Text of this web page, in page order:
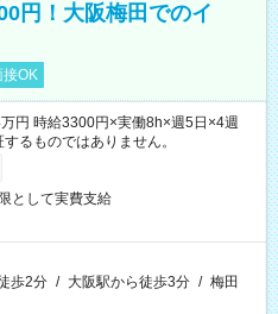
円！大阪梅田でのイ
接OK
円 時給3300円×実働8h×週5日×4週
るものではありません。
として実費支給
歩2分 / 大阪駅から徒歩3分 / 梅田